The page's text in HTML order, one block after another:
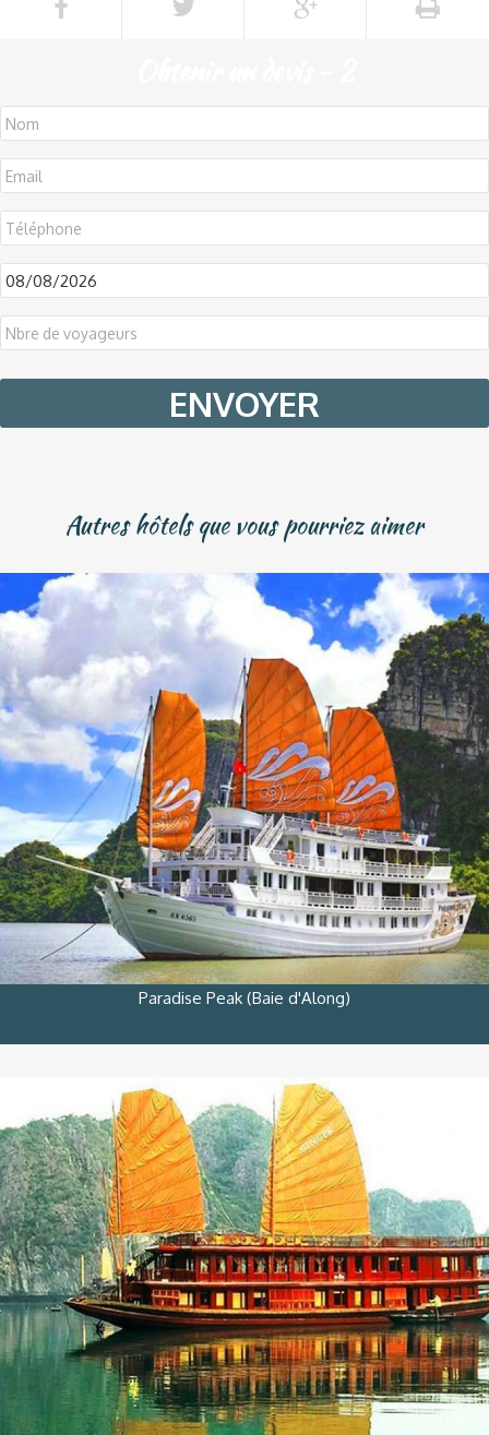
DD
slash
MM
Autres hôtels que vous pourriez aimer
Paradise Peak (Baie d'Along)